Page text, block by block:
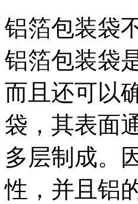
铝箔包装袋
铝箔包装袋
而且还可以
袋，其表面
多层制成。
性，并且铝